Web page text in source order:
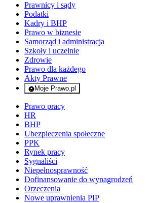
Prawnicy i sądy
Podatki
Kadry i BHP
Prawo w biznesie
Samorząd i administracja
Szkoły i uczelnie
Zdrowie
Prawo dla każdego
Akty Prawne
Moje Prawo.pl
- rejestracja i logowanie do serwisu
Prawo pracy
HR
BHP
Ubezpieczenia społeczne
PPK
Rynek pracy
Sygnaliści
Niepełnosprawność
Dofinansowanie do wynagrodzeń
Orzeczenia
Nowe uprawnienia PIP